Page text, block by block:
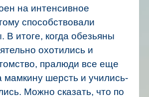
на интенсивное
способствовали
В итоге, когда обезьяны
охотились и
пралюди все еще
мамкину шерсть и учились-
Можно сказать, что по